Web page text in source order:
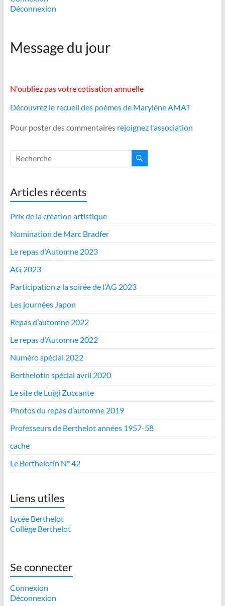
Déconnexion
Message du jour
N'oubliez pas votre cotisation annuelle
Découvrez le recueil des poèmes de Marylène AMAT
Pour poster des commentaires rejoignez l'association
Articles récents
Prix de la création artistique
Nomination de Marc Bradfer
Le repas d’Automne 2023
AG 2023
Participation a la soirée de l’AG 2023
Les journées Japon
Repas d’automne 2022
Le repas d’Automne 2022
Numéro spécial 2022
Berthelotin spécial avril 2020
Le site de Luigi Zuccante
Photos du repas d’automne 2019
Professeurs de Berthelot années 1957-58
cache
Le Berthelotin N° 42
Liens utiles
Lycée Berthelot
Collège Berthelot
Se connecter
Connexion
Déconnexion